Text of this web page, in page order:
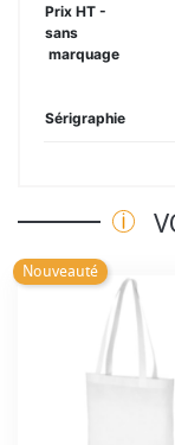
Prix HT -
sans
marquage
Sérigraphie
Nouveauté